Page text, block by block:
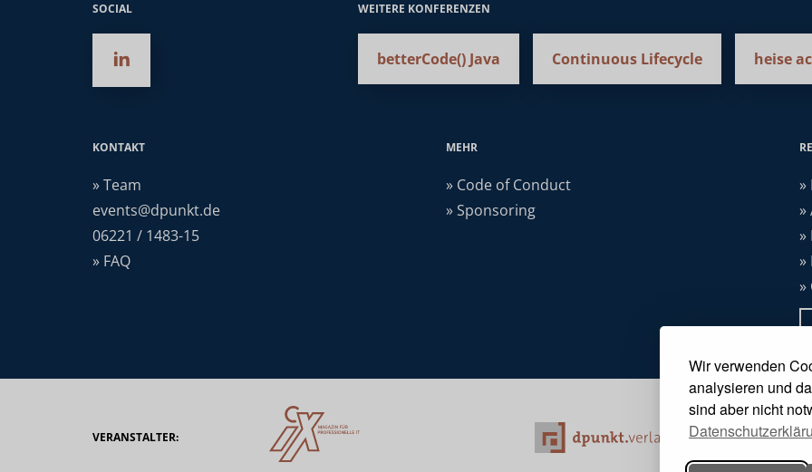
Wir verwenden
analysieren und
sind aber nicht
SOCIAL WEITERE KONFERENZEN
betterCode() Java Continuous Lifecycle heise
KONTAKT
» Team
events@dpunkt.de
06221 / 1483-15
» FAQ
MEHR
» Code of Conduct
» Sponsoring
»
»
»
»
»
VERANSTALTER: